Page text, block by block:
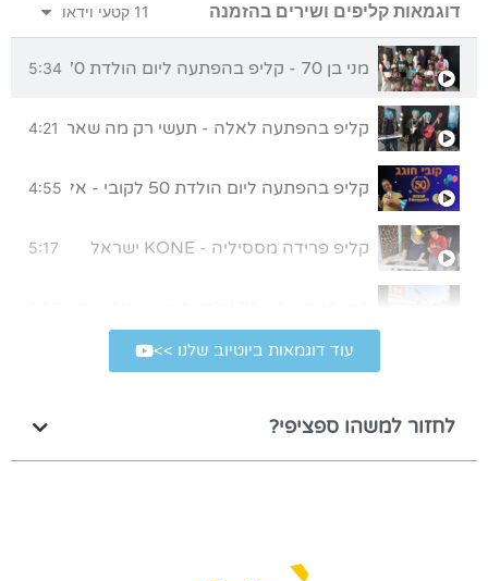
דוגמאות קליפים ושירים בהזמנה 11 קטעי וידאו
מני בן 70 - קליפ בהפתעה ליום הולדת 70 מכל המשפחה 5:34
קליפ בהפתעה לאלה - תעשי רק מה שאת אוהבת
4:21
קליפ בהפתעה ליום הולדת 50 לקובי - אללה בית"ר! 4:55
קליפ פרידה מססיליה - KONE ישראל 5:17
קליפ במתנה ליום הולדת 80 של סבא
קליפ בהפתעה לבר מצווה 5:43
עוד דוגמאות ביוטיוב שלנו >>
לחזור למשהו ספציפי?